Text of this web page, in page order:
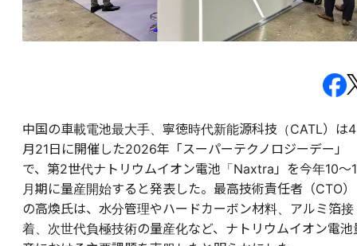
中国の車載電池最大手、寧徳時代新能源科技（CATL）は4
月21日に開催した2026年「スーパーテクノロジーデー」
で、第2世代ナトリウムイオン電池「Naxtra」を今年10～
月期に量産開始すると発表した。最高技術責任者（CTO）
の高煥氏は、水分管理やハードカーボン材料、アルミ箔接
着、次世代負極技術の量産化など、ナトリウムイオン電池